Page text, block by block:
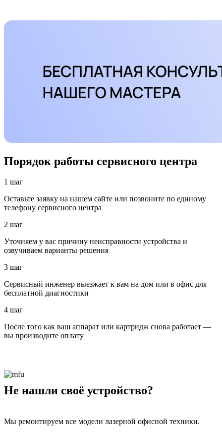
Порядок работы сервисного центра
1 шаг
Оставьте заявку на нашем сайте или позвоните по единому
телефону сервисного центра
2 шаг
Уточняем у вас причину неисправности устройства и
озвучиваем варианты решения
3 шаг
Сервисный инженер выезжает к вам на дом или в офис для
бесплатной диагностики
4 шаг
После того как ваш аппарат или картридж снова работает —
вы производите оплату
Не нашли своё устройство?
Мы ремонтируем все модели лазерной офисной техники.